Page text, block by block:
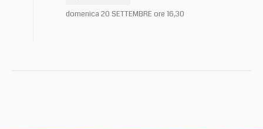
domenica 20 SETTEMBRE ore 16,30